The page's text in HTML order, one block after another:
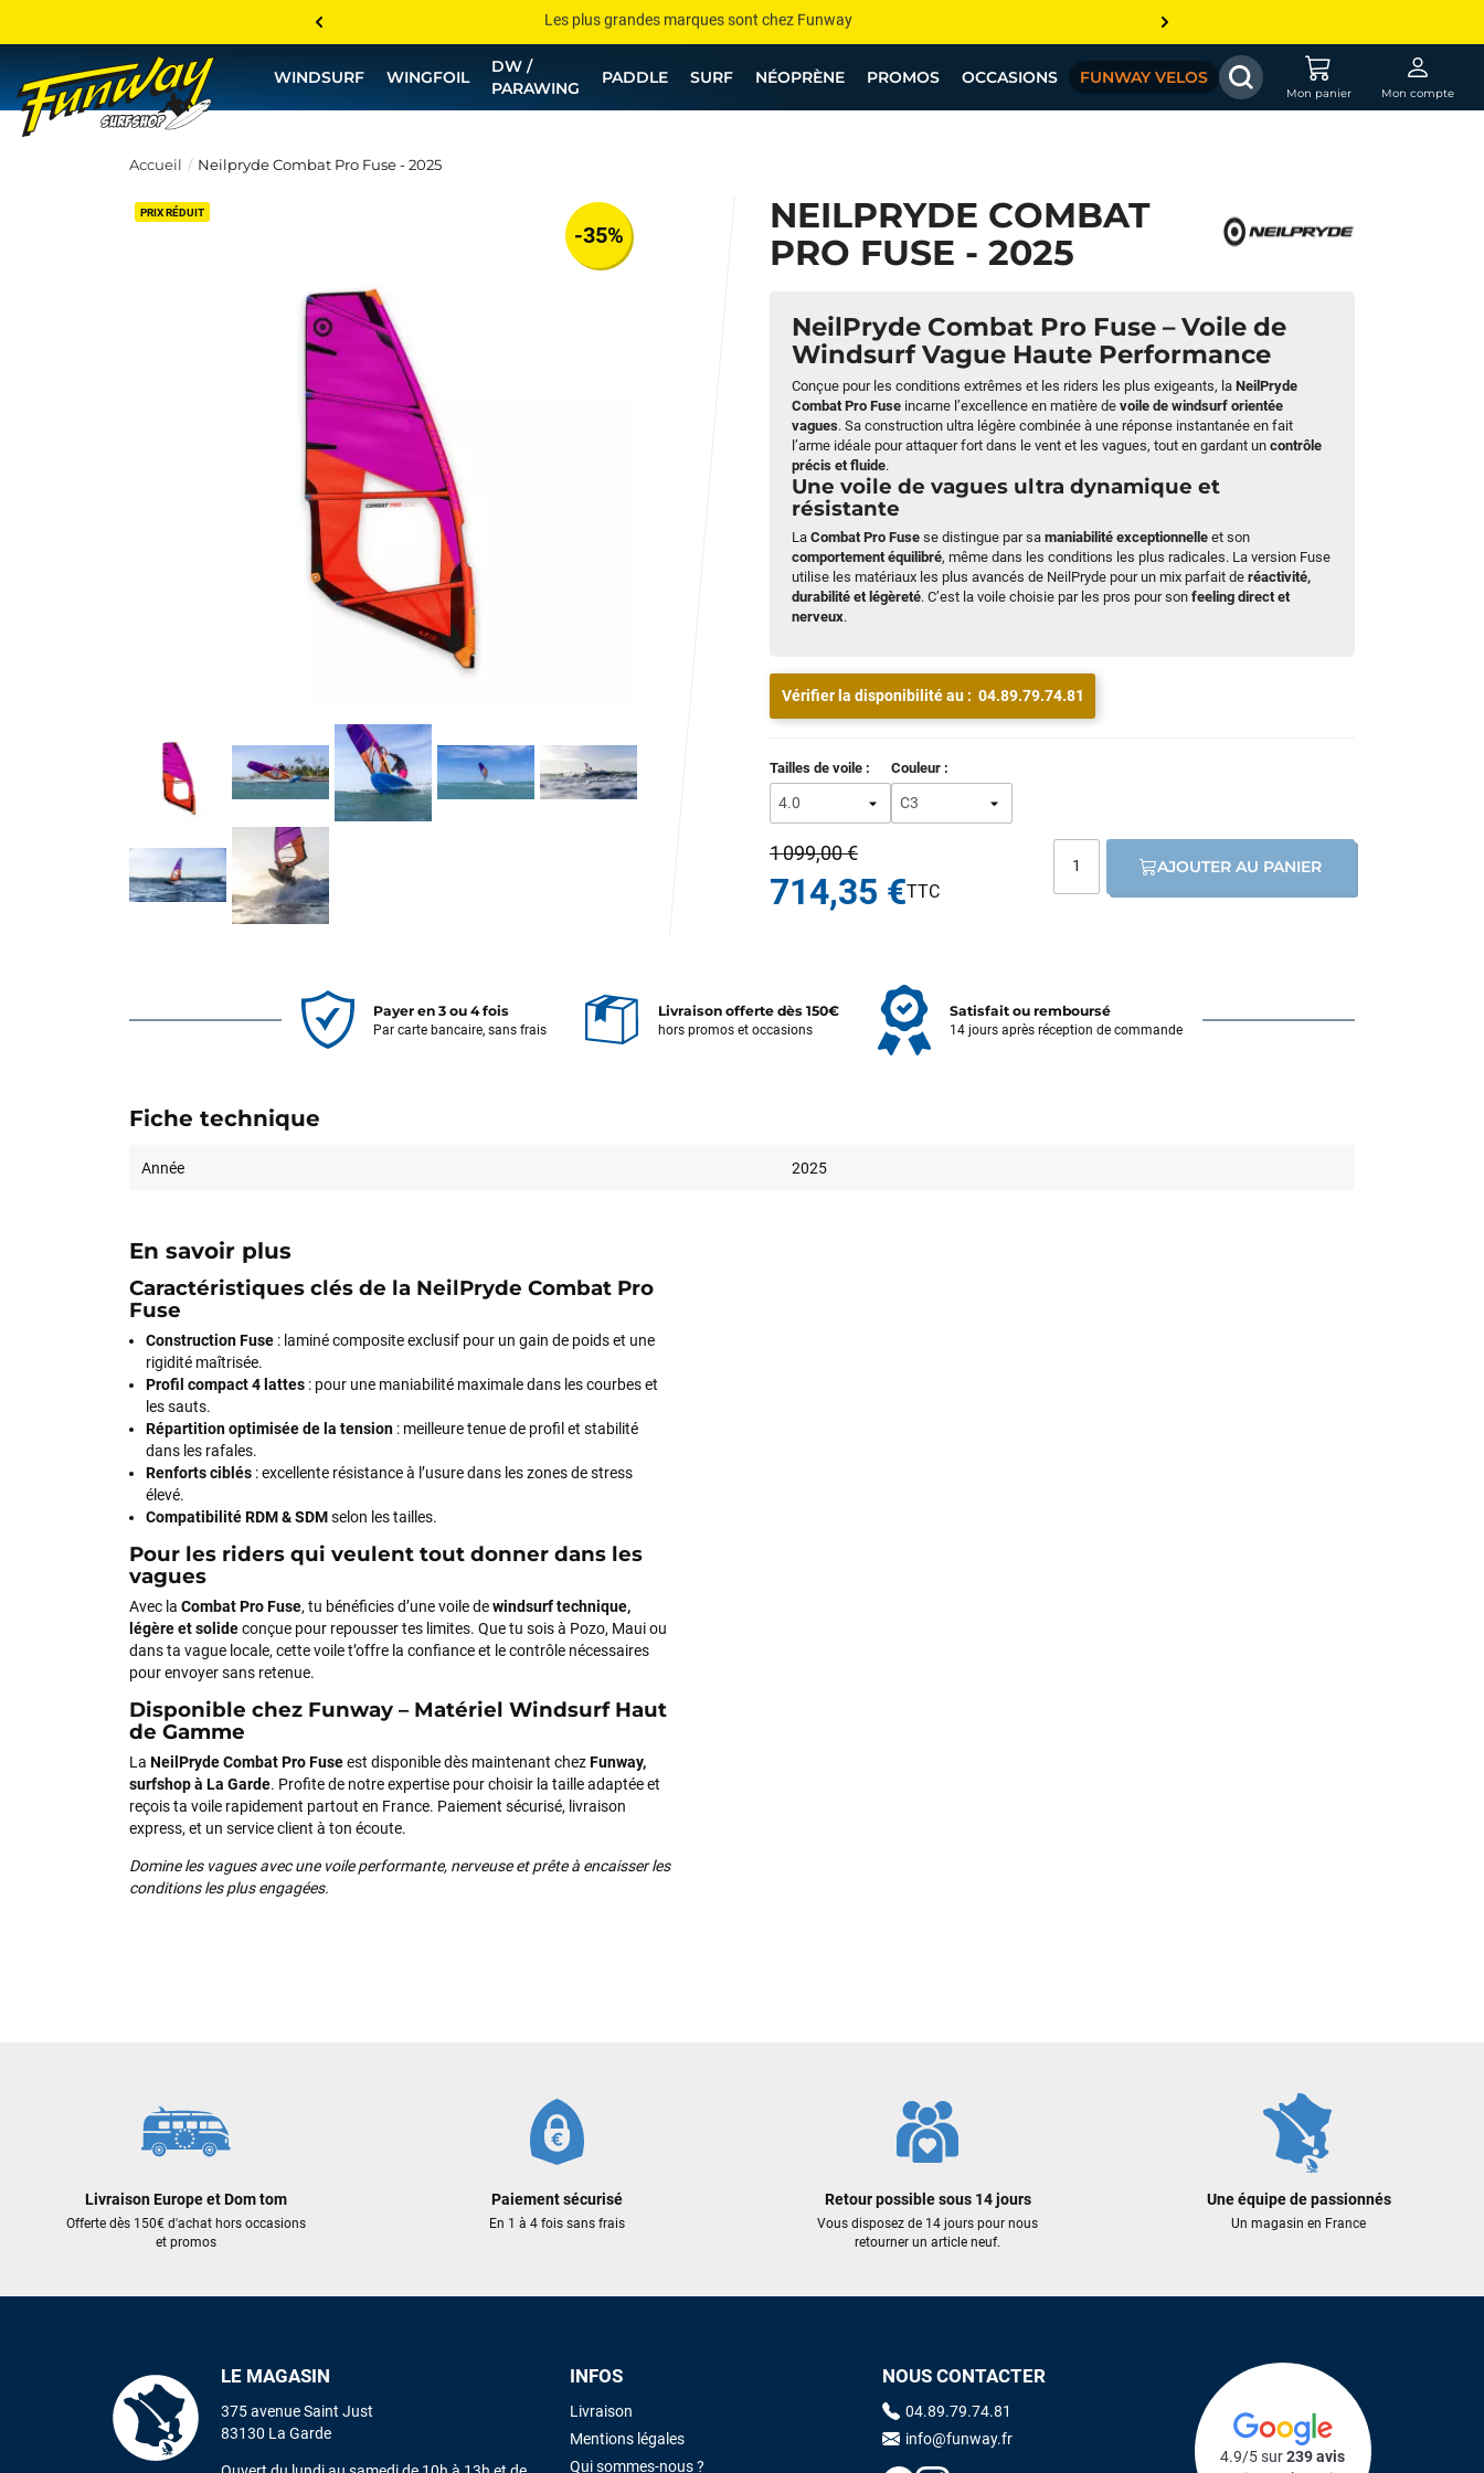
Les plus grandes marques sont chez Funway
Jusqu’à -75% de remise sur le windsurf, wingfoil, etc...
💰 Meilleur prix garanti — Moins cher ailleurs ? On s’aligne !
WINDSURF WINGFOIL
DW /
PARAWING
PADDLE SURF NÉOPRÈNE PROMOS OCCASIONS FUNWAY VELOS
Mon panier Mon compte
Accueil Neilpryde Combat Pro Fuse - 2025
NEILPRYDE COMBAT
PRO FUSE - 2025
PRIX RÉDUIT
-35%
NeilPryde Combat Pro Fuse – Voile de
Windsurf Vague Haute Performance
Conçue pour les conditions extrêmes et les riders les plus exigeants, la NeilPryde
Combat Pro Fuse incarne l’excellence en matière de voile de windsurf orientée
vagues. Sa construction ultra légère combinée à une réponse instantanée en fait
l’arme idéale pour attaquer fort dans le vent et les vagues, tout en gardant un contrôle
précis et fluide.
Une voile de vagues ultra dynamique et
résistante
La Combat Pro Fuse se distingue par sa maniabilité exceptionnelle et son
comportement équilibré, même dans les conditions les plus radicales. La version Fuse
utilise les matériaux les plus avancés de NeilPryde pour un mix parfait de réactivité,
durabilité et légèreté. C’est la voile choisie par les pros pour son feeling direct et
nerveux.
Vérifier la disponibilité au : 04.89.79.74.81
Tailles de voile : Couleur :
1 099,00 €
714,35 €
AJOUTER AU PANIER
Payer en 3 ou 4 fois
Par carte bancaire, sans frais
Livraison offerte dès 150€
hors promos et occasions
Satisfait ou remboursé
14 jours après réception de commande
Fiche technique
Année 2025
En savoir plus
Caractéristiques clés de la NeilPryde Combat Pro
Fuse
Construction Fuse : laminé composite exclusif pour un gain de poids et une
rigidité maîtrisée.
Profil compact 4 lattes : pour une maniabilité maximale dans les courbes et
les sauts.
Répartition optimisée de la tension : meilleure tenue de profil et stabilité
dans les rafales.
Renforts ciblés : excellente résistance à l’usure dans les zones de stress
élevé.
Compatibilité RDM & SDMselon les tailles.
Pour les riders qui veulent tout donner dans les
vagues
Avec la Combat Pro Fuse, tu bénéficies d’une voile dewindsurf technique,
légère et solideconçue pour repousser tes limites. Que tu sois à Pozo, Maui ou
dans ta vague locale, cette voile t’offre la confiance et le contrôle nécessaires
pour envoyer sans retenue.
Disponible chez Funway – Matériel Windsurf Haut
de Gamme
La NeilPryde Combat Pro Fuseest disponible dès maintenant chezFunway,
surfshop à La Garde. Profite de notre expertise pour choisir la taille adaptée et
reçois ta voile rapidement partout en France. Paiement sécurisé, livraison
express, et un service client à ton écoute.
Domine les vagues avec une voile performante, nerveuse et prête à encaisser les
conditions les plus engagées.
Livraison Europe et Dom tom
Offerte dès 150€ d'achat hors occasions
et promos
Paiement sécurisé
En 1 à 4 fois sans frais
Retour possible sous 14 jours
Vous disposez de 14 jours pour nous
retourner un article neuf.
Une équipe de passionnés
Un magasin en France
LE MAGASIN
375 avenue Saint Just
83130 La Garde
INFOS
Livraison
Mentions légales
Qui sommes-nous ?
NOUS CONTACTER
04.89.79.74.81
info@funway.fr
4.9/5 sur239 avis
caractéristiques des équipements, me conseiller sur le matériel à choisir,
et m’a même offert du matériel en plus. Niveau réactivité, c’est au top :
la commande est partie le lendemain, et j’ai bien reçu tout le matériel
recommande vivement ce magasin pour son professionnalisme et sa
Sébastien BACHELIER
excellent prix et en plus super sympas. Merci encore pour cette severne
VOIR TOUS LES AVIS LAISSER UN AVIS